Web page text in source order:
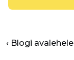
‹ Blogi avalehele